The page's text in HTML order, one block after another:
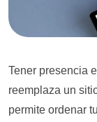
Tener presencia
reemplaza un
permite ordenar